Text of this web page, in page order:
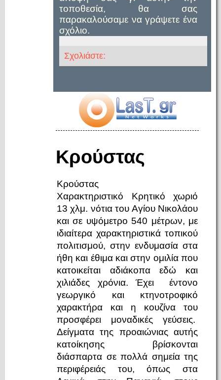
τοποθεσία, θα σας
παρακαλούσαμε να γράψετε ένα
σχόλιο.
Σχολιάστε:
Κρούστας
Κρούστας
Χαρακτηριστικό Κρητικό χωριό
13 χλμ. νότια του Αγίου Νικολάου
και σε υψόμετρο 540 μέτρων, με
ιδιαίτερα χαρακτηριστικά τοπικού
πολιτισμού, στην ενδυμασία στα
ήθη και έθιμα και στην ομιλία που
κατοικείται αδιάκοπα εδώ και
χιλιάδες χρόνια. Έχει έντονο
γεωργικό και κτηνοτροφικό
χαρακτήρα και η κουζίνα του
προσφέρει μοναδικές γεύσεις.
Δείγματα της προαιώνιας αυτής
κατοίκησης βρίσκονται
διάσπαρτα σε πολλά σημεία της
περιφέρειάς του, όπως στα